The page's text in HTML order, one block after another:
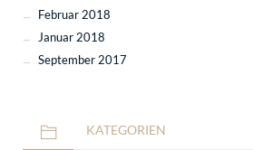
Februar 2018
Januar 2018
September 2017
KATEGORIEN